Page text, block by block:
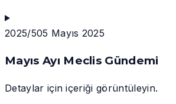
2025/505 Mayıs 2025
Mayıs Ayı Meclis Gündemi
Detaylar için içeriği görüntüleyin.